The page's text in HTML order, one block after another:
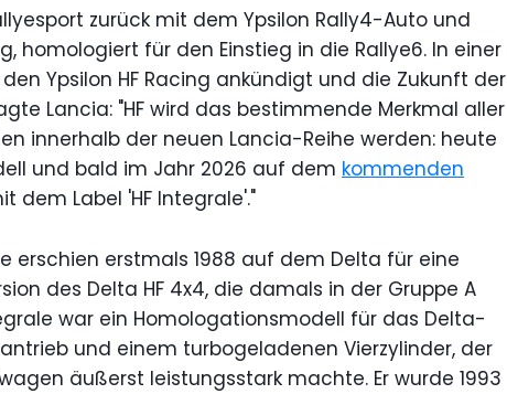
zurück mit dem Ypsilon Rally4-Auto und
homologiert für den Einstieg in die Rallye6. In einer
Ypsilon HF Racing ankündigt und die Zukunft der
Lancia: "HF wird das bestimmende Merkmal aller
innerhalb der neuen Lancia-Reihe werden: heute
und bald im Jahr 2026 auf dem kommenden
dem Label 'HF Integrale'."
erschien erstmals 1988 auf dem Delta für eine
des Delta HF 4x4, die damals in der Gruppe A
war ein Homologationsmodell für das Delta-
und einem turbogeladenen Vierzylinder, der
äußerst leistungsstark machte. Er wurde 1993